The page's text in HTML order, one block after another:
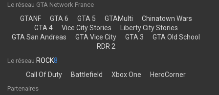
Le réseau GTA Network France
GTANF GTA 6 GTA 5 GTAMulti
Chinatown Wars
GTA 4
Vice City Stories
Liberty City Stories
GTA San Andreas
GTA Vice City GTA 3
GTA Old School
RDR 2
Le réseau ROCK8
Call Of Duty
Battlefield Xbox One HeroCorner
Partenaires